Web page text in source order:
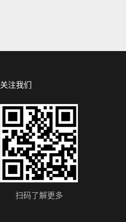
关注我们
扫码了解更多